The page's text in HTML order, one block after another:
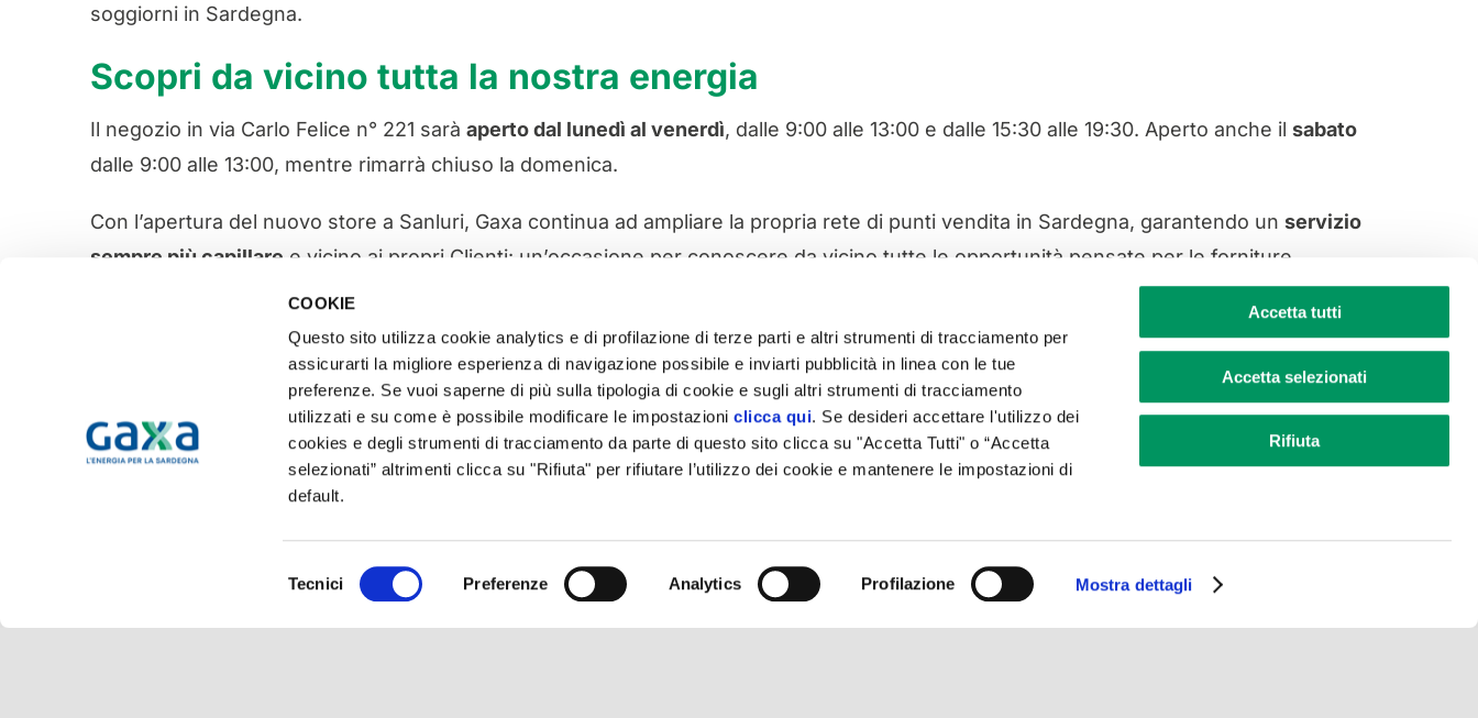
COOKIE
Questo sito utilizza cookie analytics e di profilazione di terze parti e altri strumenti di tracciamento per
assicurarti la migliore esperienza di navigazione possibile e inviarti pubblicità in linea con le tue
preferenze. Se vuoi saperne di più sulla tipologia di cookie e sugli altri strumenti di tracciamento
utilizzati e su come è possibile modificare le impostazioniclicca qui. Se desideri accettare l'utilizzo dei
cookies e degli strumenti di tracciamento da parte di questo sito clicca su "Accetta Tutti" o “Accetta
selezionati” altrimenti clicca su "Rifiuta" per rifiutare l’utilizzo dei cookie e mantenere le impostazioni di
default.
del
Tecnici Preferenze Analytics Profilazione Mostra dettagli
Accetta tutti
Accetta selezionati
Rifiuta
soggiorni in Sardegna.
Scopri da vicino tutta la nostra energia
Il negozio in via Carlo Felice n° 221 sarà aperto dal lunedì al venerdì, dalle 9:00 alle 13:00 e dalle 15:30 alle 19:30. Aperto anche il sabato
dalle 9:00 alle 13:00, mentre rimarrà chiuso la domenica.
Con l’apertura del nuovo store a Sanluri, Gaxa continua ad ampliare la propria rete di punti vendita in Sardegna, garantendo un servizio
sempre più capillare e vicino ai propri Clienti: un’occasione per conoscere da vicino tutte le opportunità pensate per le forniture
La rete Gaxa continua a espandersi. Scopri il negozio più vicino a tenella sezione dedicata.
Condividi sui tuoi social